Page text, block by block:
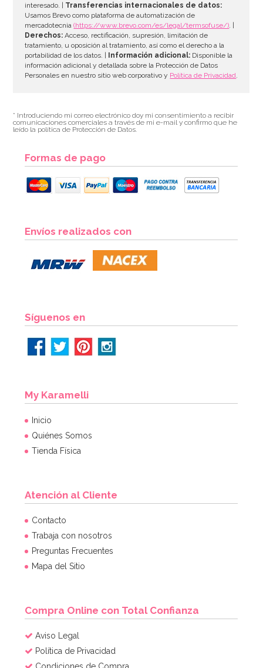
interesado. | Transferencias internacionales de datos:
Usamos Brevo como plataforma de automatización de
mercadotecnia(https://www.brevo.com/es/legal/termsofuse/). |
Derechos: Acceso, rectificación, supresión, limitación de
tratamiento, u oposición al tratamiento, así como el derecho a la
portabilidad de los datos. |
Información adicional: Disponible la
información adicional y detallada sobre la Protección de Datos
Personales en nuestro sitio web corporativo y Política de Privacidad.
* Introduciendo mi correo electrónico doy mi consentimiento a recibir
comunicaciones comerciales a través de mi e-mail y confirmo que he
leído la política de Protección de Datos.
Formas de pago
Envíos realizados con
Síguenos en
My Karamelli
Inicio
Quiénes Somos
Tienda Física
Atención al Cliente
Contacto
Trabaja con nosotros
Preguntas Frecuentes
Mapa del Sitio
Compra Online con Total Confianza
Aviso Legal
Política de Privacidad